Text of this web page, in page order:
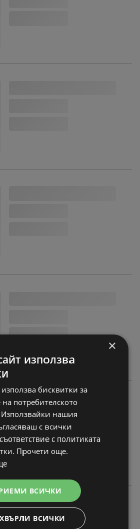
×
използва
бисквитки за
потребителското
нашия
с всички
с политиката
Прочети още.
ВСИЧКИ
ВСИЧКИ